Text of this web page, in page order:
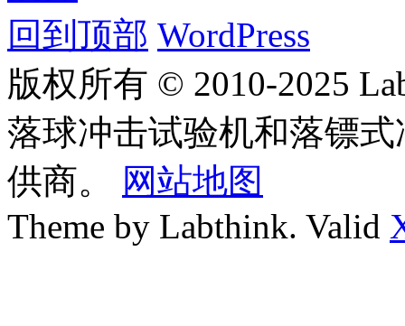
回到顶部 WordPress
版权所有 © 2010-2025
落球冲击试验机和落镖
供商。
网站地图
Theme by Labthink. Valid